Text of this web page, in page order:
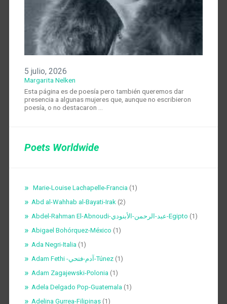
5 julio, 2026
Margarita Nelken
Esta página es de poesía pero también queremos dar
presencia a algunas mujeres que, aunque no escribieron
poesía, o no destacaron …
Poets Worldwide
Marie-Louise Lachapelle-Francia(1)
Abd al-Wahhab al-Bayati-Irak(2)
Abdel-Rahman El-Abnoudi-عبد-الرحمن-الأبنودي-Egipto (1)
Abigael Bohórquez-México (1)
Ada Negri-Italia(1)
Adam Fethi -آدم-فتحي-Túnez(1)
Adam Zagajewski-Polonia(1)
Adela Delgado Pop-Guatemala(1)
Adelina Gurrea-Filipinas(1)